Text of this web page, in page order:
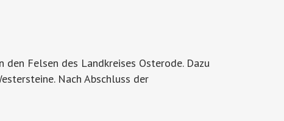
Felsen des Landkreises Osterode. Dazu
Nach Abschluss der